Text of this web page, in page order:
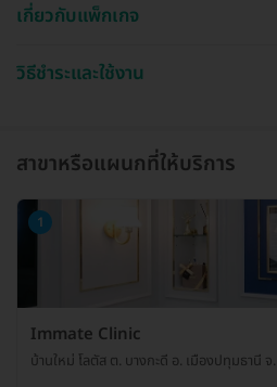
เกี่ยวกับแพ็กเกจ
วิธีชำระและใช้งาน
สาขาหรือแผนกที่ให้บริการ
1
Immate Clinic
บ้านใหม่ โลตัส ต. บางกะดี อ. เมืองปทุมธานี